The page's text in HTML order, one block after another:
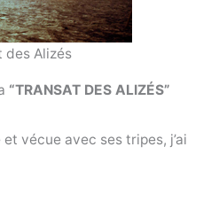
des Alizés
“TRANSAT DES ALIZÉS”
vécue avec ses tripes, j’ai